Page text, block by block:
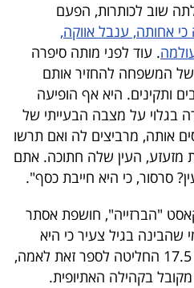
שוב לכותרות, הפעם
אחותה, ענבל אווקה,
. עוד לפני מותה סיפרה
המשפחה להחזיר אותם
ותקינים. היא אף הופיעה
בגלוי על מצבה הבעייתי של
אותה, מרביצים לה ואם תרשו
מזעזע, העין שלה חתוכה. אתם
סרסור, כי היא חייבת כסף".
"הברזייה", חושפת אסתר
בגיל צעיר כי היא
אוהבת נשים. לדבריה, בגיל 17.5 החליטה לספר זאת לאמה,
בקהילה האתיופית.